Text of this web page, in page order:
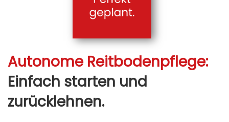
Autonome Reitbodenpflege:
Einfach starten und
zurücklehnen.